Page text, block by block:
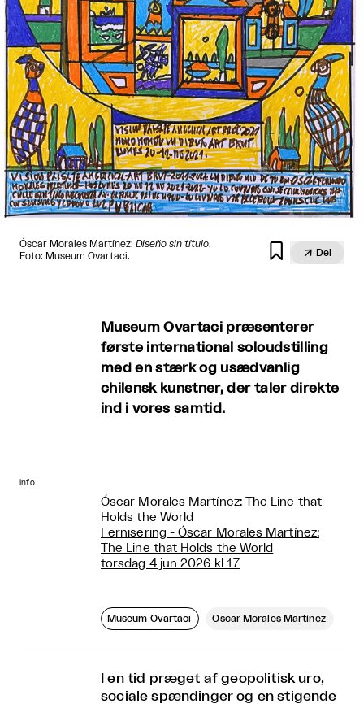
Óscar Morales Martínez: Diseño sin título.
Foto: Museum Ovartaci.
  Del
Museum Ovartaci præsenterer
første international soloudstilling
med en stærk og usædvanlig
chilensk kunstner, der taler direkte
ind i vores samtid.
info
Óscar Morales Martínez: The Line that
Holds the World
Fernisering - Óscar Morales Martínez:
The Line that Holds the World
torsdag 4 jun 2026 kl 17
Museum Ovartaci Óscar Morales Martínez
I en tid præget af geopolitisk uro,
sociale spændinger og en stigende